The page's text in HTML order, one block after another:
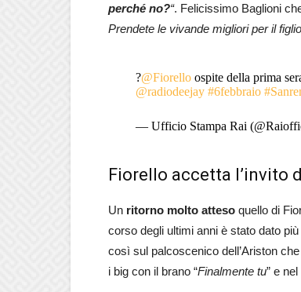
perché no?“. Felicissimo Baglioni
Prendete le vivande migliori per il
?@Fiorelloospite della prima
@radiodeejay #6febbraio
— Ufficio Stampa Rai
Fiorello accetta l’invito
Un ritorno molto atteso quello di
corso degli ultimi anni è stato dato
così sul palcoscenico dell’Ariston
i big con il brano “Finalmente tu” e